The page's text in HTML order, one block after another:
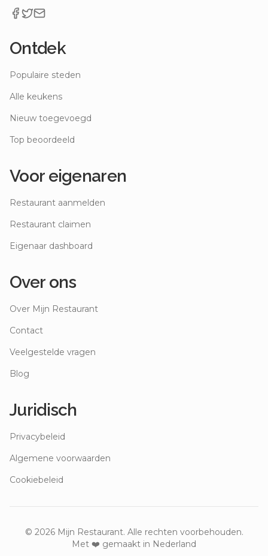
Ontdek
Populaire steden
Alle keukens
Nieuw toegevoegd
Top beoordeeld
Voor eigenaren
Restaurant aanmelden
Restaurant claimen
Eigenaar dashboard
Over ons
Over Mijn Restaurant
Contact
Veelgestelde vragen
Blog
Juridisch
Privacybeleid
Algemene voorwaarden
Cookiebeleid
© 2026Mijn Restaurant. Alle rechten voorbehouden.
Met ❤️ gemaakt in Nederland